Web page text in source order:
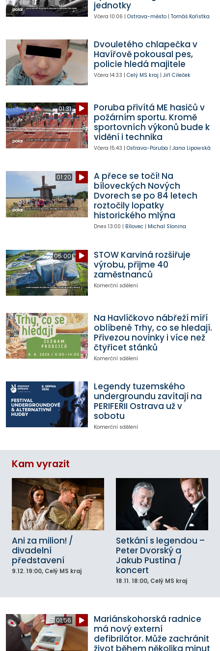
jednotky
Včera 10:06 | Ostrava-město| Tomáš Kořistka
Dvouletého chlapečka v
Havířově pokousal pes,
policie hledá majitele
Včera 14:33 | Celý MS kraj | Jiří Cileček
01:31
Poruba přivítá ME hasičů v
požárním sportu. Kromě
sportovních výkonů bude k
vidění i technika
Včera 15:43 | Ostrava-Poruba | Jana Lipowská
01:20
A přece se točí! Na
bíloveckých Nových
Dvorech se po 84 letech
roztočily lopatky
historického mlýna
Dnes 13:00 | Bílovec| Michal Slonina
05:00
STOW Karviná rozšiřuje
výrobu, přijme 40
zaměstnanců
Komerční sdělení
Na Havlíčkovo nábřeží míří
oblíbené Trhy, co se hledají.
Přivezou novinky i více než
čtyřicet stánků
Komerční sdělení
Legendy tuzemského
undergroundu zavítají na
PERIFERII Ostrava už v
sobotu
Komerční sdělení
Kam vyrazit
Ani za milion! /
divadelní
představení
9.12. 19:00, Celý MS kraj
Setkání s legendou –
Peter Dvorský a
Jakub Pustina /
koncert
18.11. 18:00, Celý MS kraj
01:56
Mariánskohorská radnice
má nový externí
defibrilátor. Může zachránit